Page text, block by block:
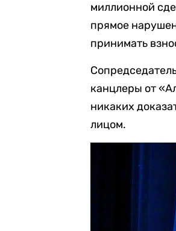
миллионной
прямое
принимать
канцлеры от
никаких
лицом.